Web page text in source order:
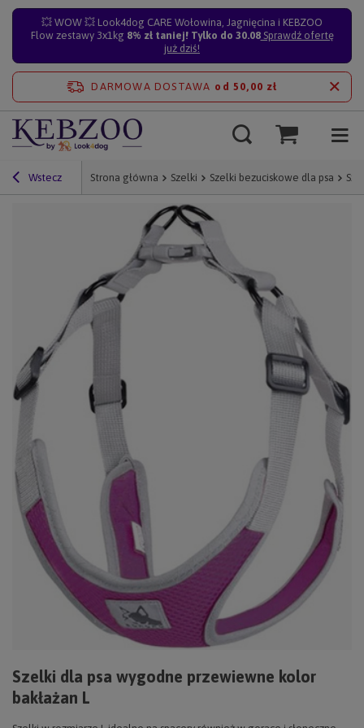
💥 WOW 💥 Look4dog CARE Wołowina, Jagnięcina i KEBZOO
Flow zestawy 3x1kg 8% zł taniej! Tylko do 30.08Sprawdź ofertę
już dziś!
DARMOWA DOSTAWA od 50,00 zł
Wstecz Strona główna Szelki Szelki bezuciskowe dla psa
Szelki dla psa wygodne przewiewne kolor
bakłażan L